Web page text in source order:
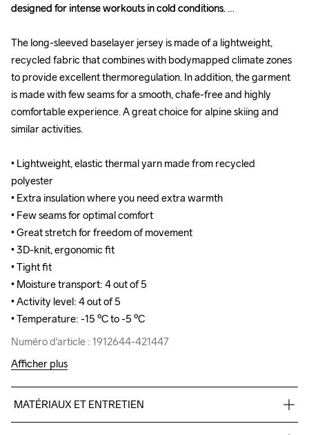
designed for intense workouts in cold conditions.
The long-sleeved baselayer jersey is made of a lightweight,
recycled fabric that combines with bodymapped climate zones
to provide excellent thermoregulation. In addition, the garment
is made with few seams for a smooth, chafe-free and highly
comfortable experience. A great choice for alpine skiing and
similar activities.
• Lightweight, elastic thermal yarn made from recycled
polyester
• Extra insulation where you need extra warmth
• Few seams for optimal comfort
• Great stretch for freedom of movement
• 3D-knit, ergonomic fit
• Tight fit
• Moisture transport: 4 out of 5
• Activity level: 4 out of 5
• Temperature: -15 ºC to -5 ºC
Numéro d'article : 1912644-421447
designed for intense workouts in cold conditions.
The long-sleeved baselayer jersey is made of a lightweight,
recycled fabric that combines with bodymapped climate zones
to provide excellent thermoregulation. In addition, the garment
is made with few seams for a smooth, chafe-free and highly
comfortable experience. A great choice for alpine skiing and
similar activities.
• Lightweight, elastic thermal yarn made from recycled
polyester
• Extra insulation where you need extra warmth
• Few seams for optimal comfort
• Great stretch for freedom of movement
• 3D-knit, ergonomic fit
• Tight fit
• Moisture transport: 4 out of 5
• Activity level: 4 out of 5
• Temperature: -15 ºC to -5 ºC
Numéro d'article : 1912644-421447
Afficher plus
MATÉRIAUX ET ENTRETIEN